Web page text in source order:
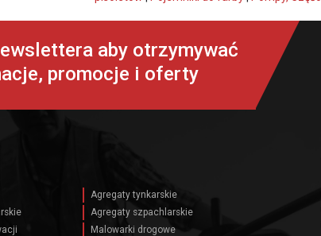
aby otrzymywać
promocje i oferty
Agregaty tynkarskie
Agregaty szpachlarskie
Malowarki drogowe